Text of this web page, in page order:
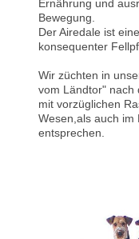
Ernährung und
Bewegung.
Der Airedale ist
konsequenter
Wir züchten in
vom Ländtor" nach
mit vorzüglichen
Wesen,als auch im
entsprechen.